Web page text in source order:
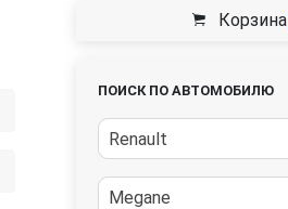
Корзина
ПОИСК ПО АВТОМОБИЛЮ
Renault
Megane